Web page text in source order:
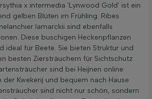
x intermedia 'Lynwood Gold' ist ein
gelben Blüten im Frühling. Ribes
lamarckii sind ebenfalls
Diese buschigen Heckenpflanzen
ideal für Beete. Sie bieten Struktur und
besten Ziersträuchern für Sichtschutz
sind bei Heijnen online
Kwekerij und bequem nach Hause
sind nicht nur schön, sondern